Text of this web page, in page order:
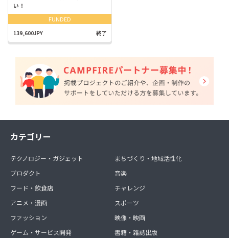
い！
FUNDED
139,600JPY 終了
カテゴリー
テクノロジー・ガジェット
プロダクト
フード・飲食店
アニメ・漫画
ファッション
ゲーム・サービス開発
まちづくり・地域活性化
音楽
チャレンジ
スポーツ
映像・映画
書籍・雑誌出版